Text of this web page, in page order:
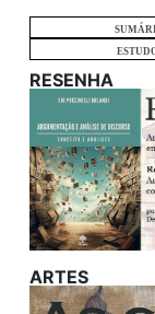
RESENHA
ARTES